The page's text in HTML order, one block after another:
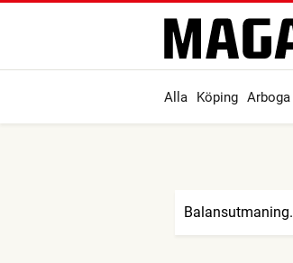
Alla Köping Arboga
Balansutmaning.